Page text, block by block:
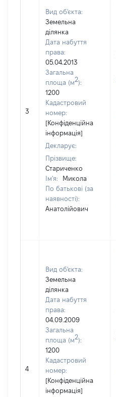
3
Вид об'єкта:
Земельна
ділянка
Дата набуття
права:
05.04.2013
Загальна
площа (м2):
1200
Кадастровий
номер:
[Конфіденційна
інформація]
Декларує:
Прізвище:
Стариченко
Ім'я:
Микола
По батькові (за
наявності):
Анатолійович
4
Вид об'єкта:
Земельна
ділянка
Дата набуття
права:
04.09.2009
Загальна
площа (м2):
1200
Кадастровий
номер:
[Конфіденційна
інформація]